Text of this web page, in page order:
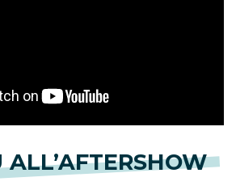
ALL’AFTERSHOW